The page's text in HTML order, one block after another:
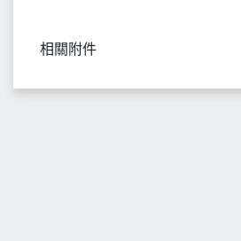
相關附件